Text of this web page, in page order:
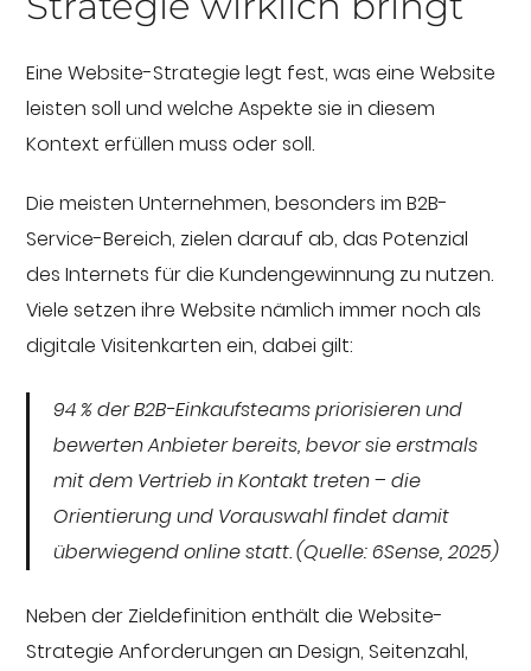
Eine Website-Strategie legt fest, was eine Website
leisten soll und welche Aspekte sie in diesem
Kontext erfüllen muss oder soll.
Die meisten Unternehmen, besonders im B2B-
Service-Bereich, zielen darauf ab, das Potenzial
des Internets für die Kundengewinnung zu nutzen.
Viele setzen ihre Website nämlich immer noch als
digitale Visitenkarten ein, dabei gilt:
94 % der B2B-Einkaufsteams priorisieren und
bewerten Anbieter bereits, bevor sie erstmals
mit dem Vertrieb in Kontakt treten – die
Orientierung und Vorauswahl findet damit
überwiegend online statt. (Quelle: 6Sense, 2025)
Neben der Zieldefinition enthält die Website-
Strategie Anforderungen an Design, Seitenzahl,